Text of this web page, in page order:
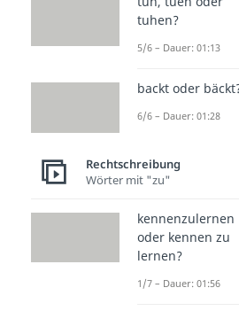
tuhen?
5/6 – Dauer: 01:13
backt oder
6/6 – Dauer: 01:28
Rechtschreibung
Wörter mit "zu"
kennenzulernen
oder kennen zu
lernen?
1/7 – Dauer: 01:56